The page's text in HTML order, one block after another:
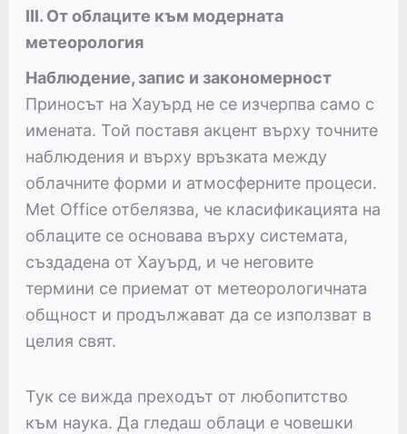
III. От облаците към модерната
метеорология
Наблюдение, запис и закономерност
Приносът на Хауърд не се изчерпва само с
имената. Той поставя акцент върху точните
наблюдения и върху връзката между
облачните форми и атмосферните процеси.
Met Office отбелязва, че класификацията на
облаците се основава върху системата,
създадена от Хауърд, и че неговите
термини се приемат от метеорологичната
общност и продължават да се използват в
целия свят.
Тук се вижда преходът от любопитство
към наука. Да гледаш облаци е човешки